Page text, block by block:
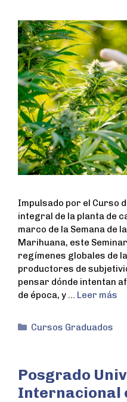
Impulsado por el Curso
integral de la planta de
marco de la Semana de
Marihuana, este
regímenes globales de
productores de
pensar dónde intentan
de época, y … Leer más
Cursos Graduados
Posgrado
Internacional